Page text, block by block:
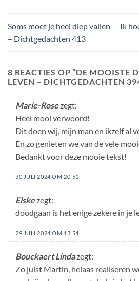
Soms moet je heel diep vallen
– Dichtgedachten 413
Ik
8 REACTIES OP “DE MOOISTE
LEVEN – DICHTGEDACHTEN
Marie-Rosezegt:
Heel mooi verwoord!
Dit doen wij, mijn man en ikzelf al
En zo genieten we van de vele
Bedankt voor deze mooie tekst!
30 JULI 2024 OM 20:51
Elskezegt:
doodgaan is het enige zekere in je
29 JULI 2024 OM 13:54
Bouckaert Lindazegt:
Zo juist Martin, helaas realiseren